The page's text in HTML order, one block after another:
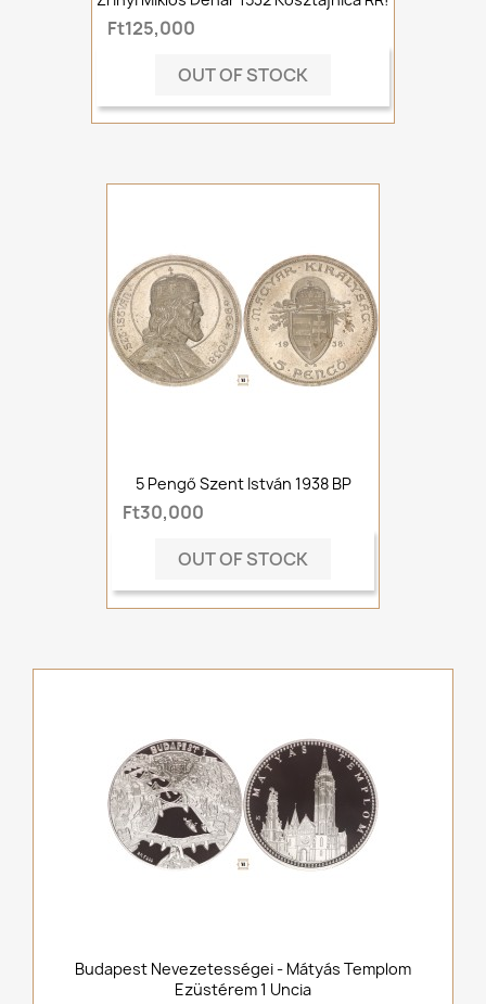
Ft125,000
OUT OF STOCK
5 Pengő Szent István 1938 BP
Ft30,000
OUT OF STOCK
Budapest Nevezetességei - Mátyás Templom
Ezüstérem 1 Uncia